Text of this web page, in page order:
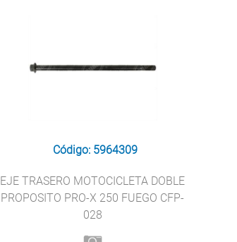
Código: 5964309
EJE TRASERO MOTOCICLETA DOBLE
PROPOSITO PRO-X 250 FUEGO CFP-
028